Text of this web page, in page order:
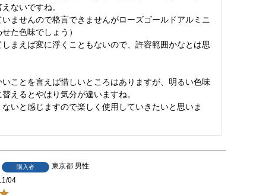
ないですね。
いませんので格言できませんがローズゴールドアルミニ
た色味でしょう）
しまえば変に浮くこともないので、許容範囲かなとは思
いことを言えば惜しいところはありますが、明るい色味
えるとやはり気分が違いますね。
いと感じますので楽しく使用していきたいと思いま
購入者 東京都 男性
04